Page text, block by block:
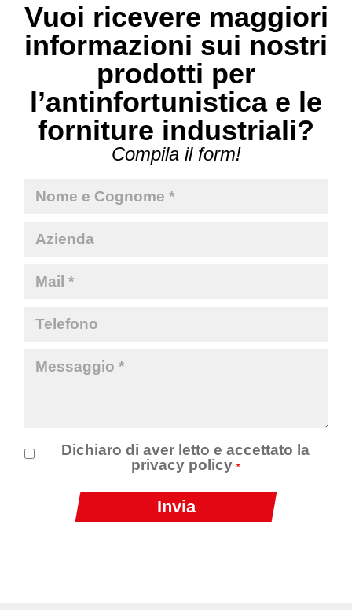
Vuoi ricevere maggiori
informazioni sui nostri
prodotti per
l’antinfortunistica e le
forniture industriali?
Compila il form!
Dichiaro di aver letto e accettato la
privacy policy *